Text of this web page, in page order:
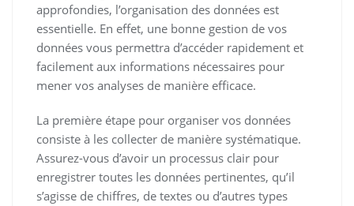
approfondies, l’organisation des données est
essentielle. En effet, une bonne gestion de vos
données vous permettra d’accéder rapidement et
facilement aux informations nécessaires pour
mener vos analyses de manière efficace.
La première étape pour organiser vos données
consiste à les collecter de manière systématique.
Assurez-vous d’avoir un processus clair pour
enregistrer toutes les données pertinentes, qu’il
s’agisse de chiffres, de textes ou d’autres types